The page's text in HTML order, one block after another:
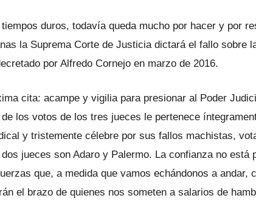
duros, todavía queda mucho por hacer y por
la Suprema Corte de Justicia dictará el fallo sobre
por Alfredo Cornejo en marzo de 2016.
cita: acampe y vigilia para presionar al Poder
los votos de los tres jueces le pertenece
y tristemente célebre por sus fallos machistas,
jueces son Adaro y Palermo. La confianza no está
que, a medida que vamos echándonos a andar,
el brazo de quienes nos someten a salarios de